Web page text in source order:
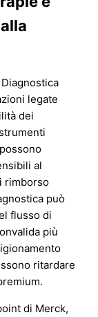
legate
dei
al
rimborso
può
flusso di
più
ritardare
di Merck,